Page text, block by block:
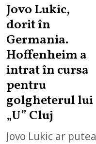
Jovo Lukic,
dorit în
Germania.
Hoffenheim a
intrat în cursa
pentru
golgheterul lui
„U” Cluj
Jovo Lukic ar putea